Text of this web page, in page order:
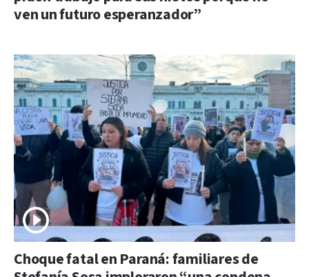
ven un futuro esperanzador”
Choque fatal en Paraná: familiares de